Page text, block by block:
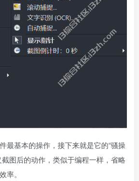
最基本的操作，接下来就是它的“骚操
图后的动作，类似于编程一样，省略
率。